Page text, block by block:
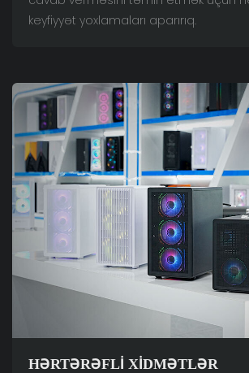
keyfiyyət yoxlamaları aparırıq.
HƏRTƏRƏFLI XIDMƏTLƏR